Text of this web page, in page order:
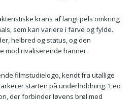
krans af langt pels omkring
som kan variere i farve og fylde.
helbred og status, og den
mod rivaliserende hanner.
filmstudielogo, kendt fra utallige
starten på underholdning. ‘Leo
der forbinder løvens brøl med